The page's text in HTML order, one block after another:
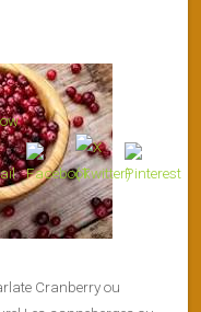
Cranberry ou